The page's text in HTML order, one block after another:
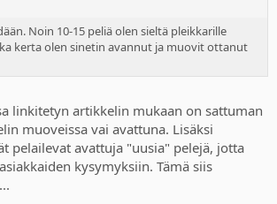
Noin 10-15 peliä olen sieltä pleikkarille
kerta olen sinetin avannut ja muovit ottanut
linkitetyn artikkelin mukaan on sattuman
muoveissa vai avattuna. Lisäksi
pelailevat avattuja "uusia" pelejä, jotta
kysymyksiin. Tämä siis